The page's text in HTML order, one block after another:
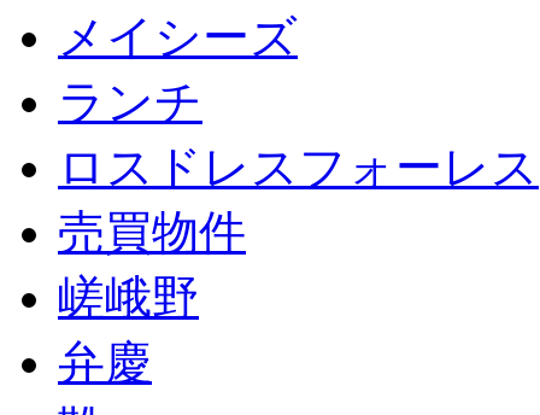
メイシーズ
ランチ
ロスドレスフォーレス
売買物件
嵯峨野
弁慶